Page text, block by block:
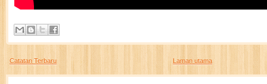
Catatan Terbaru Laman utama